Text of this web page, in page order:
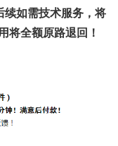
续如需技术服务，将
将全额原路退回！